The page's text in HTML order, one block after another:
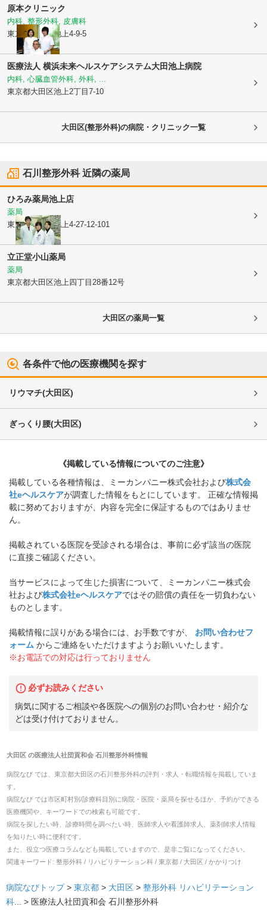
原本クリニック
内科, 整形外科, 皮膚科
東京都大田区池上4-9-5
医療法人 横浜未来ヘルスケアシステム大田池上病院
内科, 心臓血管外科, 外科, ...
東京都大田区池上2丁目7-10
大田区(整形外科)の病院・クリニック一覧
石川整形外科近隣の薬局
ひろみ薬局池上店
薬局
東京都大田区池上4-27-12-101
立正堂小山薬局
薬局
東京都大田区池上四丁目28番12号
大田区の薬局一覧
各条件で他の医療機関を探す
リウマチ(大田区)
ぎっくり腰(大田区)
《掲載している情報についてのご注意》
掲載している各種情報は、ミーカンパニー株式会社および株式会
社eヘルスケアが調査した情報をもとにしています。 正確な情報掲
載に努めておりますが、内容を完全に保証するものではありませ
ん。
掲載されている医院を受診される場合は、事前に必ず該当の医院
に直接ご確認ください。
当サービスによって生じた損害について、ミーカンパニー株式会
社および株式会社eヘルスケアではその賠償の責任を一切負わない
ものとします。
掲載情報に誤りがある場合には、お手数ですが、
お問い合わせフ
ォーム からご連絡をいただけますようお願いいたします。
※お電話での対応は行っておりません
必ずお読みください
病気に関するご相談や各医院への個別のお問い合わせ・紹介な
どは受け付けておりません。
大田区 の医療法人社団貢和会 石川整形外科情報
病院なび では、 東京都大田区の石川整形外科の評判・求人・転職情報を掲載していま
す。
病院なび では市区町村別/診療科目別に病院・医院・薬局を探せるほか、予約ができる
医療機関や、キーワードでの検索も可能です。
病院を探したい時、診療時間を調べたい時、医師求人や看護師求人、薬剤師求人情報
を知りたい時に便利です。
また、役立つ医療コラムなども掲載していますので、是非ご覧になってください。
関連キーワード: 整形外科 / リハビリテーション科 / 東京都 / 大田区 / かかりつけ
病院なびトップ > 東京都 > 大田区 > 整形外科 リハビリテーション
科 ... > 医療法人社団貢和会 石川整形外科